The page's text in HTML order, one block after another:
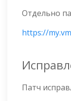
Отдельно
https://
Патч